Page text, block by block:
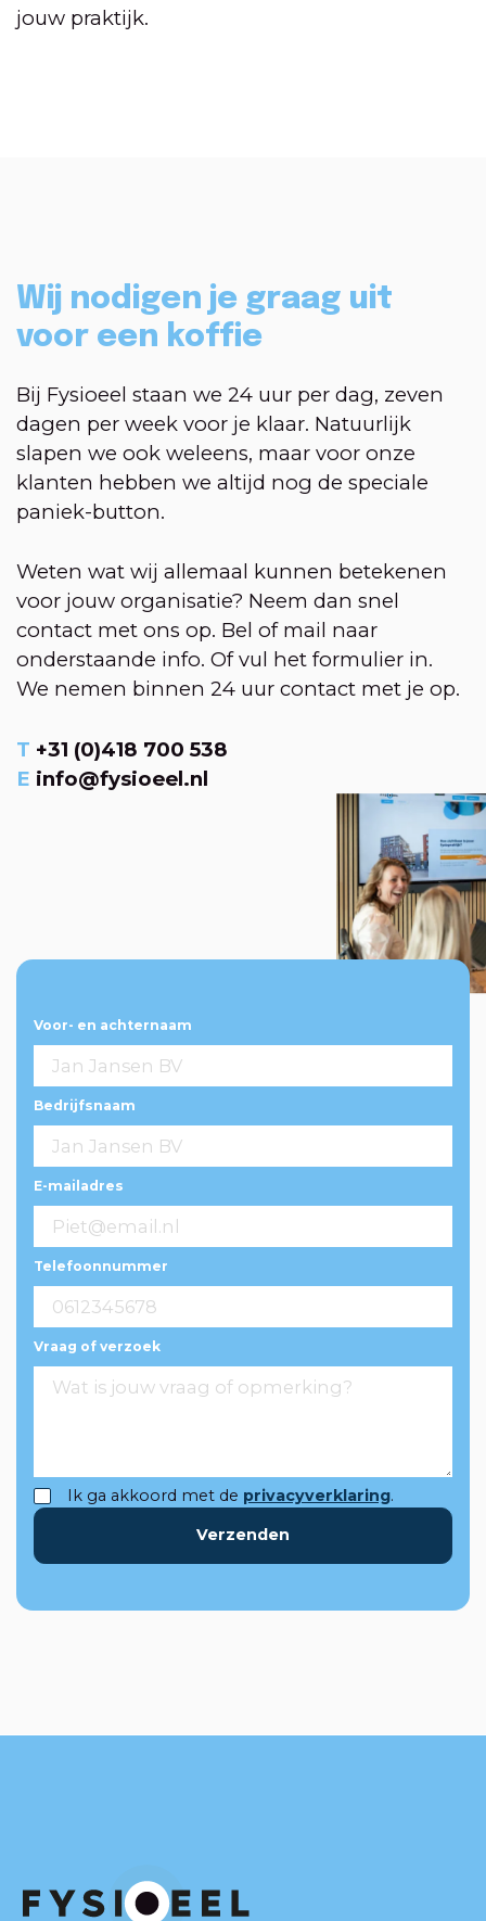
jouw praktijk.
Wij nodigen je graag uit
voor een koffie
Bij Fysioeel staan we 24 uur per dag, zeven
dagen per week voor je klaar. Natuurlijk
slapen we ook weleens, maar voor onze
klanten hebben we altijd nog de speciale
paniek-button.
Weten wat wij allemaal kunnen betekenen
voor jouw organisatie? Neem dan snel
contact met ons op. Bel of mail naar
onderstaande info. Of vul het formulier in.
We nemen binnen 24 uur contact met je op.
T +31 (0)418 700 538
E info@fysioeel.nl
Voor- en achternaam
Bedrijfsnaam
E-mailadres
Telefoonnummer
Vraag of verzoek
Ik ga akkoord met de privacyverklaring.
Verzenden